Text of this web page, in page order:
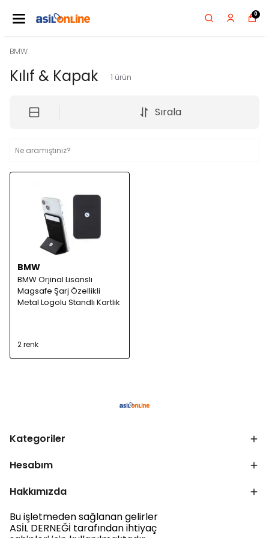
0
BMW
Kılıf & Kapak 1 ürün
Sırala
BMW
BMW Orjinal Lisanslı
Magsafe Şarj Özellikli
Metal Logolu Standlı Kartlık
2 renk
Kategoriler
Hesabım
Hakkımızda
Bu işletmeden sağlanan gelirler
ASİL DERNEĞİ tarafından ihtiyaç